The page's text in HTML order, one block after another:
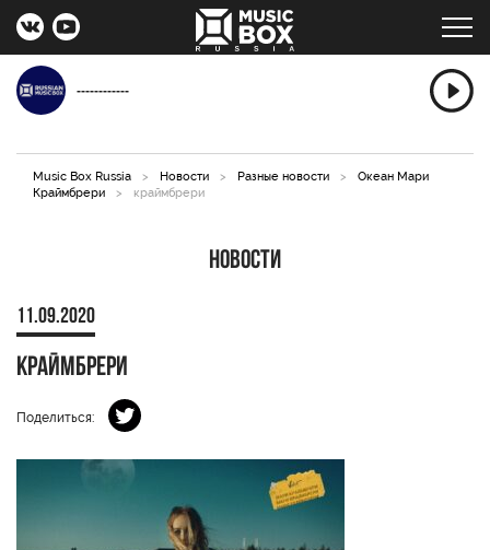
------------
Music Box Russia > Новости > Разные новости >
Океан Мари
Краймбрери
> краймбрери
Новости
11.09.2020
краймбрери
Поделиться: